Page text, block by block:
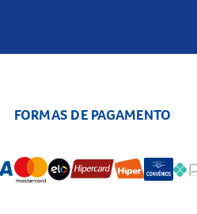
FORMAS DE PAGAMENTO